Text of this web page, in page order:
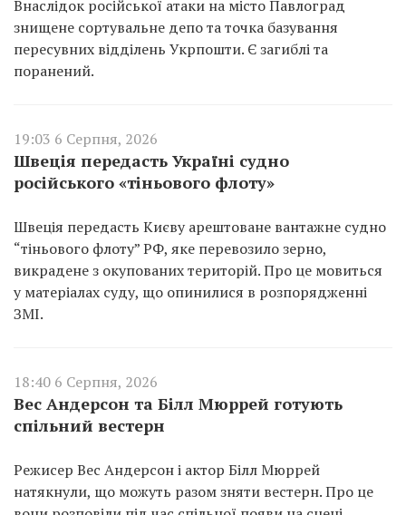
Внаслідок російської атаки на місто Павлоград
знищене сортувальне депо та точка базування
пересувних відділень Укрпошти. Є загиблі та
поранений.
19:03 6 Серпня, 2026
Швеція передасть Україні судно
російського «тіньового флоту»
Швеція передасть Києву арештоване вантажне судно
“тіньового флоту” РФ, яке перевозило зерно,
викрадене з окупованих територій. Про це мовиться
у матеріалах суду, що опинилися в розпорядженні
ЗМІ.
18:40 6 Серпня, 2026
Вес Андерсон та Білл Мюррей готують
спільний вестерн
Режисер Вес Андерсон і актор Білл Мюррей
натякнули, що можуть разом зняти вестерн. Про це